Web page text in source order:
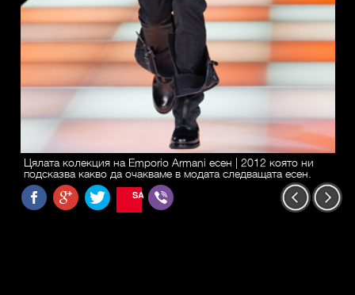
Цялата колекция на Emporio Armani есен | 2012 която ни
подсказва какво да очакваме в модата следващата есен.
SAVE